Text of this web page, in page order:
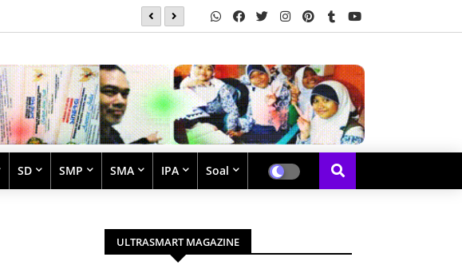
Soal Latihan Perpangkatan dan Bentuk Akar
SD SMP SMA IPA Soal
ULTRASMART MAGAZINE